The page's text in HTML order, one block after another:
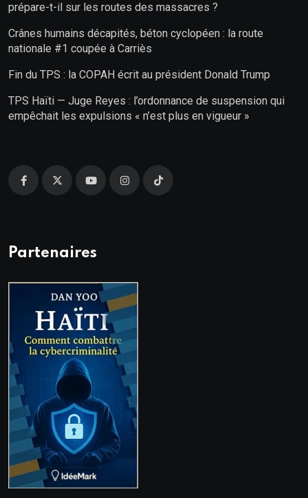
prépare-t-il sur les routes des massacres ?
Crânes humains décapités, béton cyclopéen : la route
nationale #1 coupée à Carriès
Fin du TPS : la COPAH écrit au président Donald Trump
TPS Haïti — Juge Reyes : l’ordonnance de suspension qui
empêchait les expulsions « n’est plus en vigueur »
Partenaires